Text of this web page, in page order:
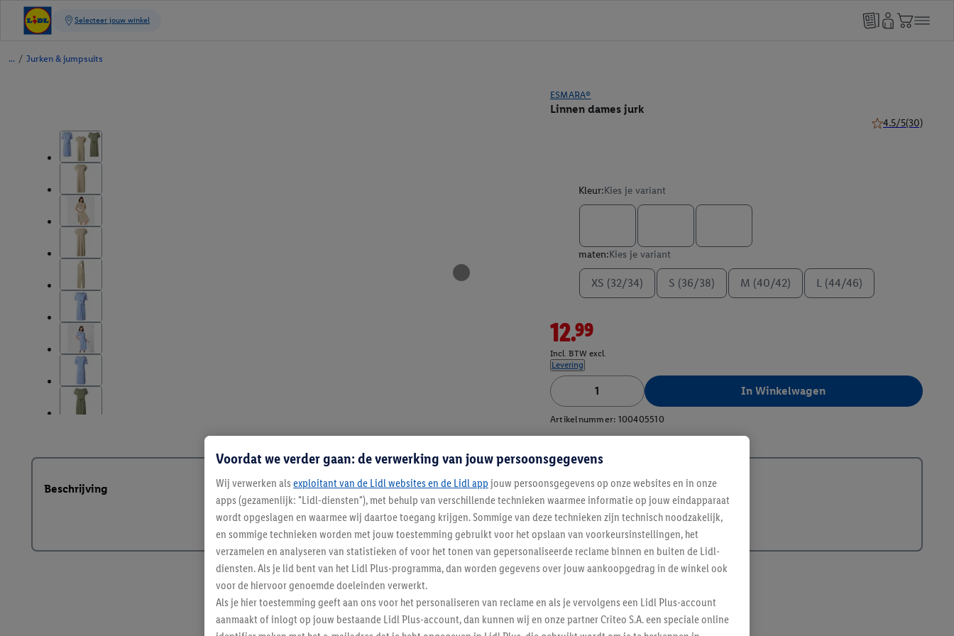
/ Jurken & jumpsuits
ESMARA®
Linnen dames jurk
4.5/5(30)
Kleur:Kies je variant
maten:Kies je variant
XS (32/34) S (36/38) M (40/42) L (44/46)
12.99
Incl. BTW excl.
Levering
In Winkelwagen
Artikelnummer: 100405510
Beschrijving
Voordat we verder gaan: de verwerking van jouw persoonsgegevens
Wij verwerken als exploitant van de Lidl websites en de Lidl app jouw persoonsgegevens op onze websites en in onze
apps (gezamenlijk: "Lidl-diensten"), met behulp van verschillende technieken waarmee informatie op jouw eindapparaat
wordt opgeslagen en waarmee wij daartoe toegang krijgen. Sommige van deze technieken zijn technisch noodzakelijk,
en sommige technieken worden met jouw toestemming gebruikt voor het opslaan van voorkeursinstellingen, het
verzamelen en analyseren van statistieken of voor het tonen van gepersonaliseerde reclame binnen en buiten de Lidl-
diensten. Als je lid bent van het Lidl Plus-programma, dan worden gegevens over jouw aankoopgedrag in de winkel ook
voor de hiervoor genoemde doeleinden verwerkt.
Als je hier toestemming geeft aan ons voor het personaliseren van reclame en als je vervolgens een Lidl Plus-account
aanmaakt of inlogt op jouw bestaande Lidl Plus-account, dan kunnen wij en onze partner Criteo S.A. een speciale online